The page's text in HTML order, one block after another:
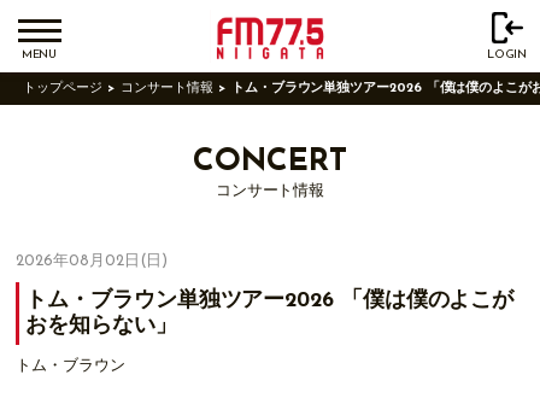
MENU LOGIN
トップページ コンサート情報 トム・ブラウン単独ツアー2026 「僕は僕のよこが
CONCERT
コンサート情報
2026年08月02日(日)
トム・ブラウン単独ツアー2026 「僕は僕のよこが
おを知らない」
トム・ブラウン